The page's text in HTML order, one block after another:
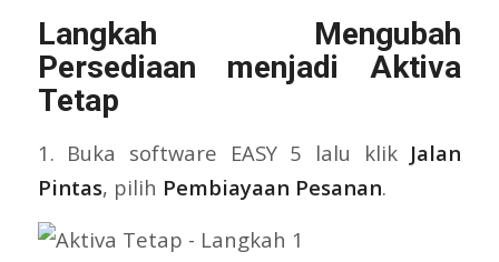
Langkah Mengubah
Persediaan menjadi Aktiva
Tetap
1. Buka software EASY 5 lalu klik Jalan
Pintas, pilih Pembiayaan Pesanan.